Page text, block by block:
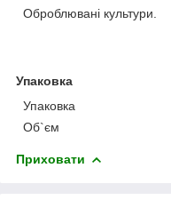
Оброблювані культури.
Упаковка
Упаковка
Об`єм
Приховати